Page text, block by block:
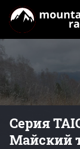
Серия
Майский